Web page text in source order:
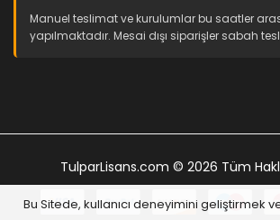
Manuel teslimat ve kurulumlar bu saatler
yapılmaktadır. Mesai dışı siparişler sabah
TulparLisans.com © 2026 Tüm
Bu Sitede, kullanıcı deneyimini geliştirmek